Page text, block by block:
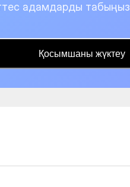
адамдарды табыңыз
Қосымшаны жүктеу